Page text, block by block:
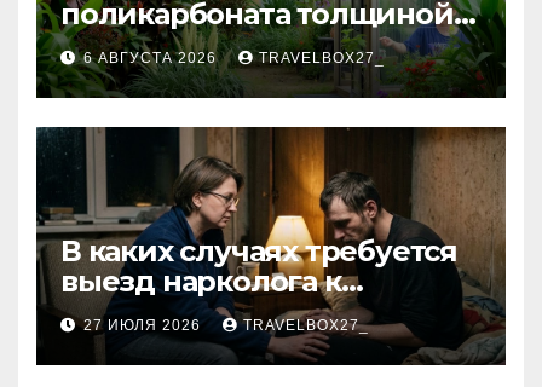
поликарбоната толщиной 4
и 6 мм
6 АВГУСТА 2026 TRAVELBOX27_
В каких случаях требуется
выезд нарколога к
пациенту
27 ИЮЛЯ 2026 TRAVELBOX27_